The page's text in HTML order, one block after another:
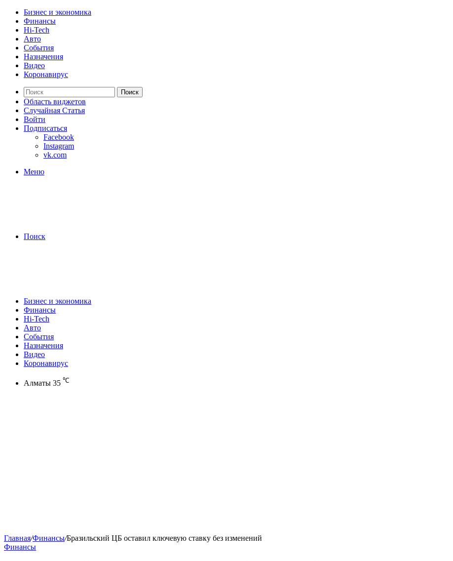
Бизнес и экономика
Финансы
Hi-Tech
Авто
События
Назначения
Видео
Коронавирус
Поиск
Область виджетов
Случайная Статья
Войти
Подписаться
Facebook
Instagram
vk.com
Меню
Поиск
Бизнес и экономика
Финансы
Hi-Tech
Авто
События
Назначения
Видео
Коронавирус
Алматы 35 ℃
Главная/Финансы/Бразильский ЦБ оставил ключевую ставку без изменений
Финансы